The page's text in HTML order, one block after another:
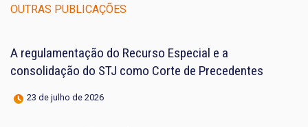
OUTRAS PUBLICAÇÕES
A regulamentação do Recurso Especial e a
consolidação do STJ como Corte de Precedentes
23 de julho de 2026